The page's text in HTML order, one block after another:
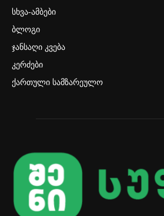
სხვა-ამბები
ბლოგი
ჯანსაღი კვება
კერძები
ქართული სამზარეულო